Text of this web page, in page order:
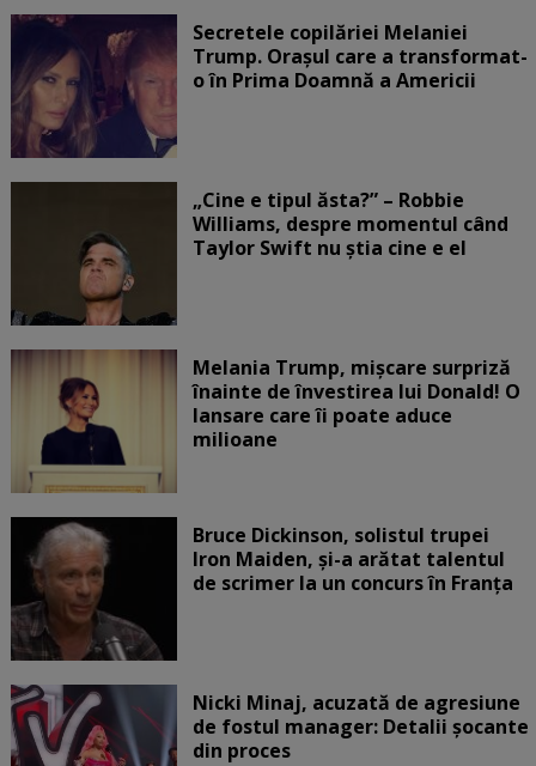
Secretele copilăriei Melaniei
Trump. Orașul care a transformat-
o în Prima Doamnă a Americii
„Cine e tipul ăsta?” – Robbie
Williams, despre momentul când
Taylor Swift nu știa cine e el
Melania Trump, mișcare surpriză
înainte de învestirea lui Donald! O
lansare care îi poate aduce
milioane
Bruce Dickinson, solistul trupei
Iron Maiden, şi-a arătat talentul
de scrimer la un concurs în Franţa
Nicki Minaj, acuzată de agresiune
de fostul manager: Detalii șocante
din proces